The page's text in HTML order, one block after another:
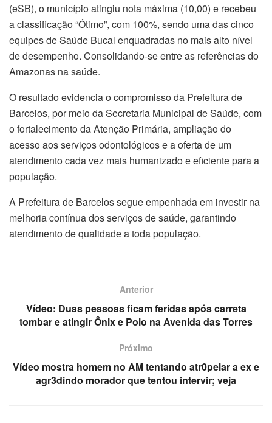
(eSB), o município atingiu nota máxima (10,00) e recebeu
a classificação “Ótimo”, com 100%, sendo uma das cinco
equipes de Saúde Bucal enquadradas no mais alto nível
de desempenho. Consolidando-se entre as referências do
Amazonas na saúde.
O resultado evidencia o compromisso da Prefeitura de
Barcelos, por meio da Secretaria Municipal de Saúde, com
o fortalecimento da Atenção Primária, ampliação do
acesso aos serviços odontológicos e a oferta de um
atendimento cada vez mais humanizado e eficiente para a
população.
A Prefeitura de Barcelos segue empenhada em investir na
melhoria contínua dos serviços de saúde, garantindo
atendimento de qualidade a toda população.
Anterior
Vídeo: Duas pessoas ficam feridas após carreta
tombar e atingir Ônix e Polo na Avenida das Torres
Próximo
Vídeo mostra homem no AM tentando atr0pelar a ex e
agr3dindo morador que tentou intervir; veja